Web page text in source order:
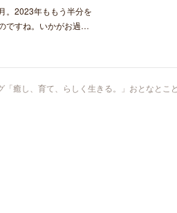
。2023年ももう半分を
ですね。いかがお過…
癒し、育て、らしく生きる。」おとなとこ